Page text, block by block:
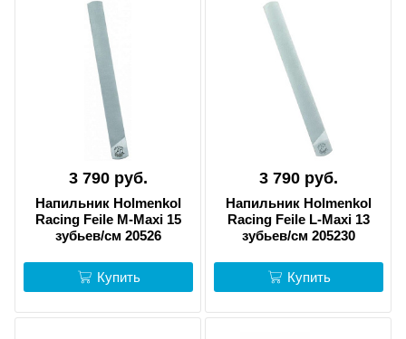
3 790 руб.
Напильник Holmenkol
Racing Feile M-Maxi 15
зубьев/см 20526
Купить
3 790 руб.
Напильник Holmenkol
Racing Feile L-Maxi 13
зубьев/см 205230
Купить